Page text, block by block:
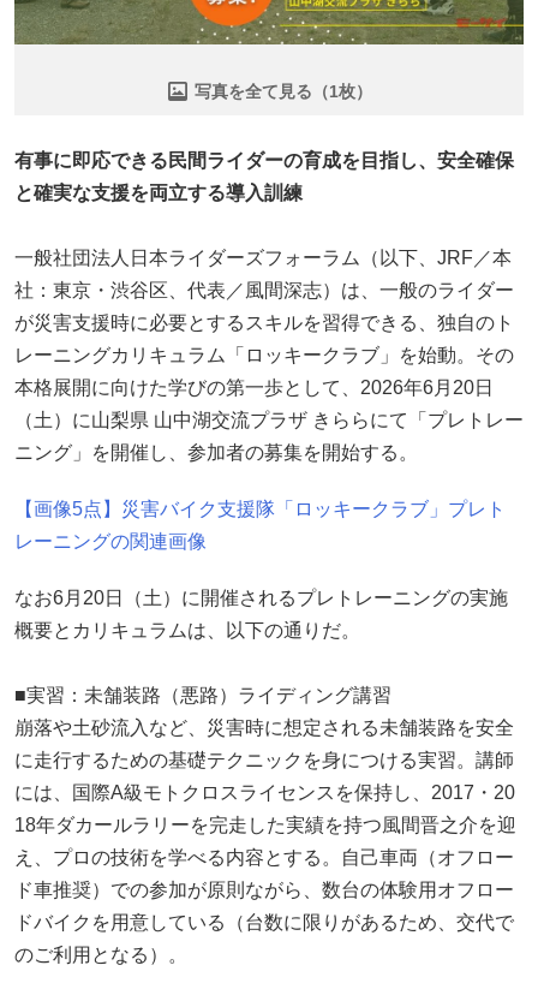
写真を全て見る（1枚）
有事に即応できる民間ライダーの育成を目指し、安全確保
と確実な支援を両立する導入訓練
一般社団法人日本ライダーズフォーラム（以下、JRF／本
社：東京・渋谷区、代表／風間深志）は、一般のライダー
が災害支援時に必要とするスキルを習得できる、独自のト
レーニングカリキュラム「ロッキークラブ」を始動。その
本格展開に向けた学びの第一歩として、2026年6月20日
（土）に山梨県 山中湖交流プラザ きららにて「プレトレー
ニング」を開催し、参加者の募集を開始する。
【画像5点】災害バイク支援隊「ロッキークラブ」プレト
レーニングの関連画像
なお6月20日（土）に開催されるプレトレーニングの実施
概要とカリキュラムは、以下の通りだ。
■実習：未舗装路（悪路）ライディング講習
崩落や土砂流入など、災害時に想定される未舗装路を安全
に走行するための基礎テクニックを身につける実習。講師
には、国際A級モトクロスライセンスを保持し、2017・20
18年ダカールラリーを完走した実績を持つ風間晋之介を迎
え、プロの技術を学べる内容とする。自己車両（オフロー
ド車推奨）での参加が原則ながら、数台の体験用オフロー
ドバイクを用意している（台数に限りがあるため、交代で
のご利用となる）。